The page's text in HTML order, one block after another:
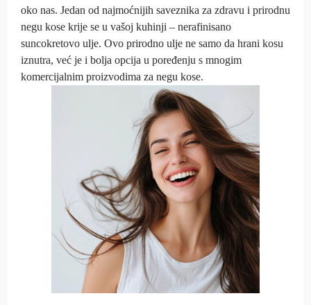
oko nas. Jedan od najmoćnijih saveznika za zdravu i prirodnu
negu kose krije se u vašoj kuhinji – nerafinisano
suncokretovo ulje. Ovo prirodno ulje ne samo da hrani kosu
iznutra, već je i bolja opcija u poređenju s mnogim
komercijalnim proizvodima za negu kose.